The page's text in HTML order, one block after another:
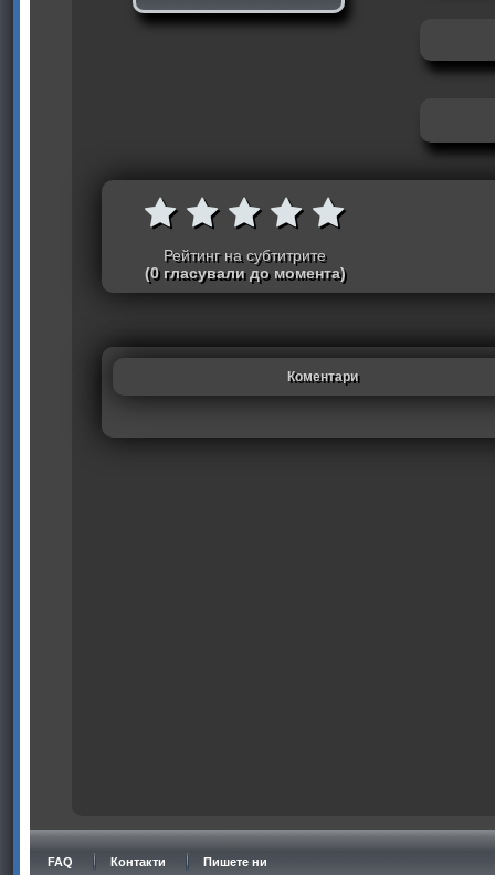
Рейтинг на субтитрите
(0 гласували до момента)
Коментари
FAQ Контакти Пишете ни